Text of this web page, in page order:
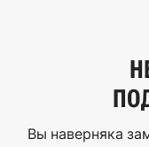
Вы наверняка